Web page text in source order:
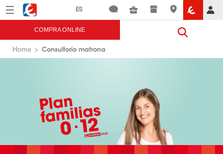
Menú Eroski
COMPRA ONLINE
Home Consultorio matrona